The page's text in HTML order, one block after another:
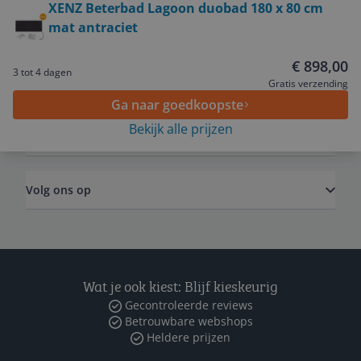
XENZ Beterbad Lagoon duobad 180 x 80 cm
mat antraciet
3 tot 4 dagen € 898,00
Gratis verzending
Ga naar goedkoopste
Bekijk alle prijzen
Service
Algemeen
Volg ons op
Wat je ook kiest: Blijf kieskeurig
Gecontroleerde reviews
Betrouwbare webshops
Heldere prijzen